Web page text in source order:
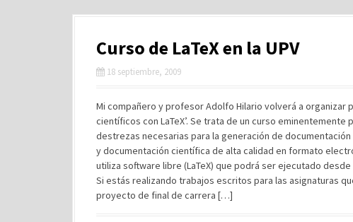
Curso de LaTeX en la UPV
18 septiembre, 2009
Mi compañero y profesor Adolfo Hilario volverá a organizar
científicos con LaTeX’. Se trata de un curso
destrezas necesarias para la generación de
y documentación científica de alta calidad en formato
utiliza software libre (LaTeX) que podrá ser ejecutado
Si estás realizando trabajos escritos para las asignaturas
proyecto de final de carrera […]